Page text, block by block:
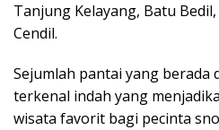
Tanjung Kelayang, Batu
Cendil.
Sejumlah pantai yang berada
terkenal indah yang
wisata favorit bagi pecinta